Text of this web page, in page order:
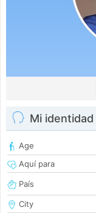
Mi identidad
Age
Aquí para
País
City